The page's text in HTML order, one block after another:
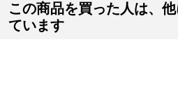
この商品を買った人は、
ています